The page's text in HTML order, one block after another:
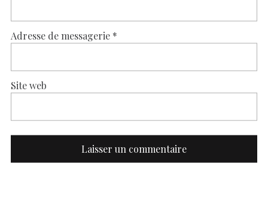
Adresse de messagerie *
Site web